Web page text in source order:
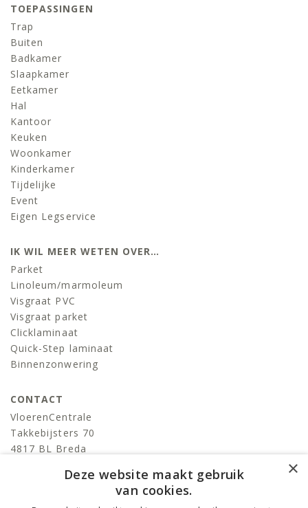
TOEPASSINGEN
Trap
Buiten
Badkamer
Slaapkamer
Eetkamer
Hal
Kantoor
Keuken
Woonkamer
Kinderkamer
Tijdelijke
Event
Eigen Legservice
IK WIL MEER WETEN OVER…
Parket
Linoleum/marmoleum
Visgraat PVC
Visgraat parket
Clicklaminaat
Quick-Step laminaat
Binnenzonwering
CONTACT
VloerenCentrale
Takkebijsters 70
4817 BL Breda
info@devloerencentrale.nl
×
Deze website maakt gebruik
van cookies.